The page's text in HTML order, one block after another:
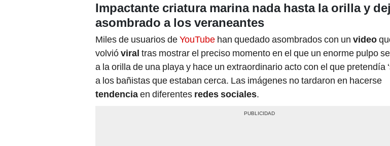
Impactante criatura marina nada hasta la orilla y
asombrado a los veraneantes
Miles de usuarios deYouTube han quedado asombrados con un video
volvióviral tras mostrar el preciso momento en el que un enorme pulpo
a la orilla de una playa y hace un extraordinario acto con el que pretendía
a los bañistas que estaban cerca. Las imágenes no tardaron en hacerse
tendenciaen diferentes redes sociales.